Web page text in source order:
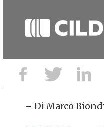
– Di Marco